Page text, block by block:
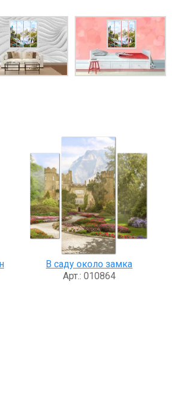
В саду около замка
Арт.: 010864